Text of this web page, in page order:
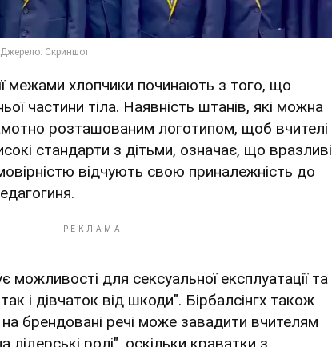
її межами хлопчики починають з того, що
частини тіла. Наявність штанів, які можна
розташованим логотипом, щоб вчителі
стандарти з дітьми, означає, що вразливі
відчують свою приналежність до
можливості для сексуальної експлуатації та
і дівчаток від шкоди". Бірбалсінгх також
брендовані речі може завадити вчителям
лідерські ролі", оскільки краватки з